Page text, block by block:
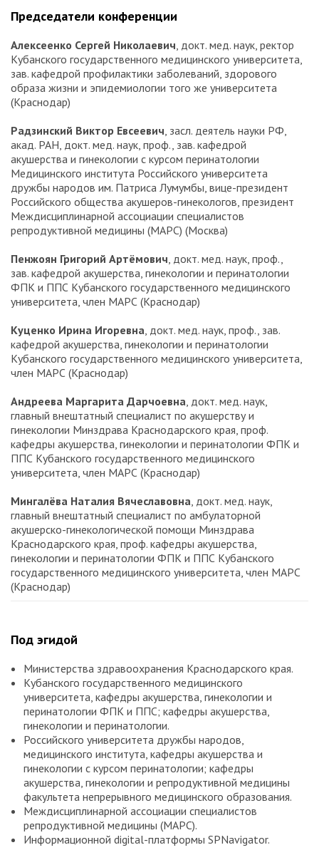
Председатели конференции
Алексеенко Сергей Николаевич , докт. мед. наук, ректор
Кубанского государственного медицинского университета,
зав. кафедрой профилактики заболеваний, здорового
образа жизни и эпидемиологии того же университета
(Краснодар)
Радзинский Виктор Евсеевич , засл. деятель науки РФ,
акад. РАН, докт. мед. наук, проф., зав. кафедрой
акушерства и гинекологии с курсом перинатологии
Медицинского института Российского университета
дружбы народов им. Патриса Лумумбы, вице-президент
Российского общества акушеров-гинекологов, президент
Междисциплинарной ассоциации специалистов
репродуктивной медицины (МАРС) (Москва)
Пенжоян Григорий Артёмович , докт. мед. наук, проф.,
зав. кафедрой акушерства, гинекологии и перинатологии
ФПК и ППС Кубанского государственного медицинского
университета, член МАРС (Краснодар)
Куценко Ирина Игоревна , докт. мед. наук, проф., зав.
кафедрой акушерства, гинекологии и перинатологии
Кубанского государственного медицинского университета,
член МАРС (Краснодар)
Андреева Маргарита Дарчоевна , докт. мед. наук,
главный внештатный специалист по акушерству и
гинекологии Минздрава Краснодарского края, проф.
кафедры акушерства, гинекологии и перинатологии ФПК и
ППС Кубанского государственного медицинского
университета, член МАРС (Краснодар)
Мингалёва Наталия Вячеславовна , докт. мед. наук,
главный внештатный специалист по амбулаторной
акушерско-гинекологической помощи Минздрава
Краснодарского края, проф. кафедры акушерства,
гинекологии и перинатологии ФПК и ППС Кубанского
государственного медицинского университета, член МАРС
(Краснодар)
Под эгидой
Министерства здравоохранения Краснодарского края.
Кубанского государственного медицинского
университета, кафедры акушерства, гинекологии и
перинатологии ФПК и ППС; кафедры акушерства,
гинекологии и перинатологии.
Российского университета дружбы народов,
медицинского института, кафедры акушерства и
гинекологии с курсом перинатологии; кафедры
акушерства, гинекологии и репродуктивной медицины
факультета непрерывного медицинского образования.
Междисциплинарной ассоциации специалистов
репродуктивной медицины (МАРС).
Информационной digital-платформы SPNavigator.